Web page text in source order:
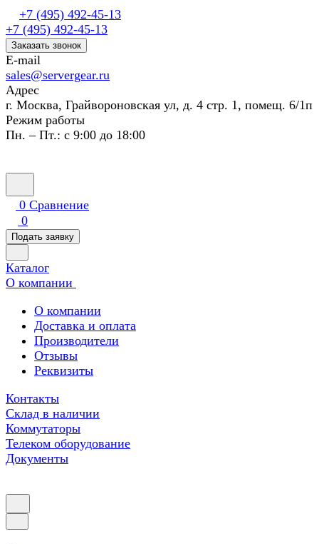
+7 (495) 492-45-13
+7 (495) 492-45-13
Заказать звонок
E-mail
sales@servergear.ru
Адрес
г. Москва, Грайвороновская ул, д. 4 стр. 1, помещ. 6/1п
Режим работы
Пн. – Пт.: с 9:00 до 18:00
0 Сравнение
0
Подать заявку
Каталог
О компании
О компании
Доставка и оплата
Производители
Отзывы
Реквизиты
Контакты
Склад в наличии
Коммутаторы
Телеком оборудование
Документы